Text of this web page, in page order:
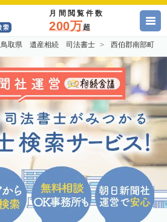
月間閲覧件数
200万超
鳥取県 遺産相続 司法書士 西伯郡南部町